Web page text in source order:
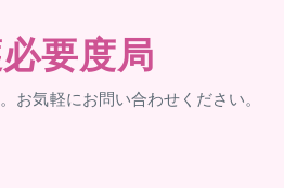
要度局
お気軽にお問い合わせください。